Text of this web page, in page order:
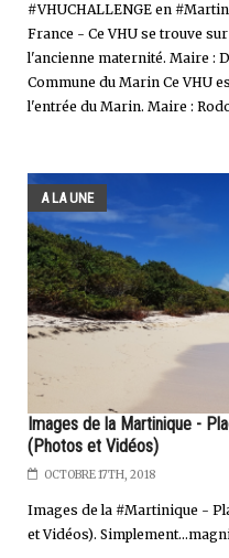
#VHUCHALLENGE en
France - Ce VHU se trouve
l'ancienne maternité. Maire :
Commune du Marin Ce VHU
l'entrée du Marin. Maire :
A LA UNE
Images de la Martinique -
(Photos et Vidéos)
OCTOBRE 17TH, 2018
Images de la #Martinique -
et Vidéos).